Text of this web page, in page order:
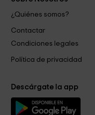
¿Quiénes somos?
Contactar
Condiciones legales
Política de privacidad
Descárgate la app